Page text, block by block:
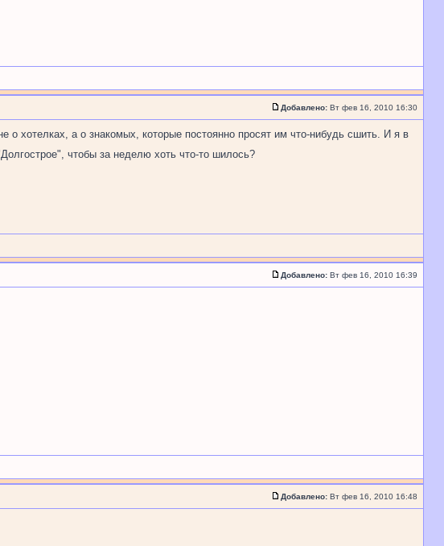
Добавлено: Вт фев 16, 2010 16:30
о хотелках, а о знакомых, которые постоянно просят им что-нибудь сшить. И я в
чтобы за неделю хоть что-то шилось?
Добавлено: Вт фев 16, 2010 16:39
Добавлено: Вт фев 16, 2010 16:48